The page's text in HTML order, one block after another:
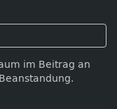
im Beitrag an